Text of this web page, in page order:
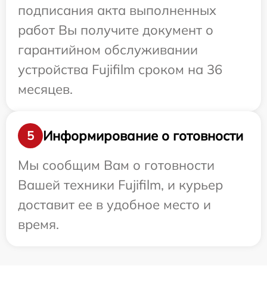
подписания акта выполненных
работ Вы получите документ о
гарантийном обслуживании
устройства Fujifilm сроком на 36
месяцев.
5
Информирование о готовности
Мы сообщим Вам о готовности
Вашей техники Fujifilm, и курьер
доставит ее в удобное место и
время.